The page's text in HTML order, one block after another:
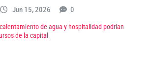
Jun 15, 2026 0
de agua y hospitalidad podrían
de la capital